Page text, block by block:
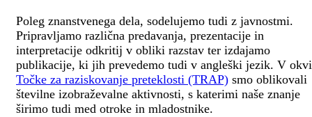
Poleg znanstvenega dela, sodelujemo tudi z javnostmi.
Pripravljamo različna predavanja, prezentacije in
interpretacije odkritij v obliki razstav ter izdajamo
publikacije, ki jih prevedemo tudi v angleški jezik. V
Točke za raziskovanje preteklosti (TRAP) smo oblikovali
številne izobraževalne aktivnosti, s katerimi naše znanje
širimo tudi med otroke in mladostnike.